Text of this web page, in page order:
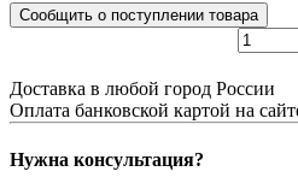
Сообщить о поступлении товара
Доставка в любой город России
Оплата банковской картой на
Нужна консультация?